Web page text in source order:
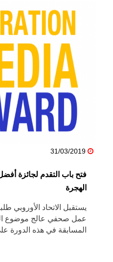
فتح باب التقدم لجائزة
الهجرة
يستقبل الاتحاد الأوروبي
المسابقة في هذه الدورة